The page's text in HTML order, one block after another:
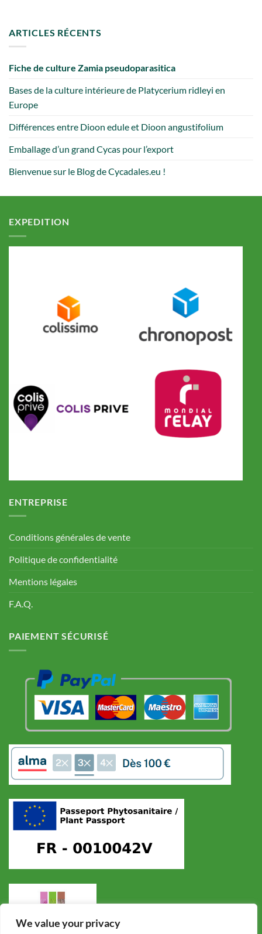
We value your privacy
ARTICLES RÉCENTS
Fiche de culture Zamia pseudoparasitica
Bases de la culture intérieure de Platycerium ridleyi en
Europe
Différences entre Dioon edule et Dioon angustifolium
Emballage d’un grand Cycas pour l’export
Bienvenue sur le Blog de Cycadales.eu !
EXPEDITION
ENTREPRISE
Conditions générales de vente
Politique de confidentialité
Mentions légales
F.A.Q.
PAIEMENT SÉCURISÉ